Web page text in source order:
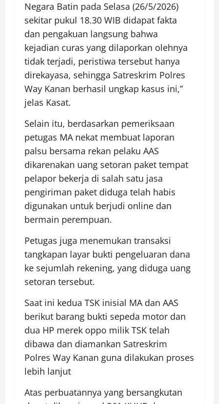
Negara Batin pada Selasa (26/5/2026)
sekitar pukul 18.30 WIB didapat fakta
dan pengakuan langsung bahwa
kejadian curas yang dilaporkan olehnya
tidak terjadi, peristiwa tersebut hanya
direkayasa, sehingga Satreskrim Polres
Way Kanan berhasil ungkap kasus ini,”
jelas Kasat.
Selain itu, berdasarkan pemeriksaan
petugas MA nekat membuat laporan
palsu bersama rekan pelaku AAS
dikarenakan uang setoran paket tempat
pelapor bekerja di salah satu jasa
pengiriman paket diduga telah habis
digunakan untuk berjudi online dan
bermain perempuan.
Petugas juga menemukan transaksi
tangkapan layar bukti pengeluaran dana
ke sejumlah rekening, yang diduga uang
setoran tersebut.
Saat ini kedua TSK inisial MA dan AAS
berikut barang bukti sepeda motor dan
dua HP merek oppo milik TSK telah
dibawa dan diamankan Satreskrim
Polres Way Kanan guna dilakukan proses
lebih lanjut
Atas perbuatannya yang bersangkutan